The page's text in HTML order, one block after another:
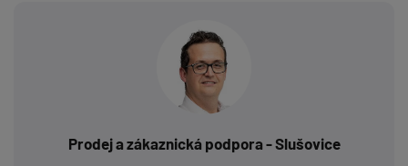
Prodej a zákaznická podpora - Slušovice